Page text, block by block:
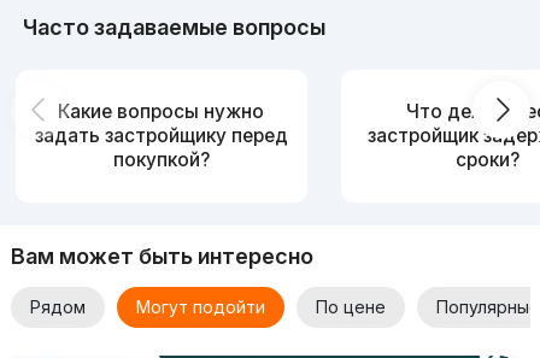
Часто задаваемые вопросы
Какие вопросы нужно
задать застройщику перед
покупкой?
Что делать,
застройщик
сроки?
Вам может быть интересно
Рядом Могут подойти По цене Популярные